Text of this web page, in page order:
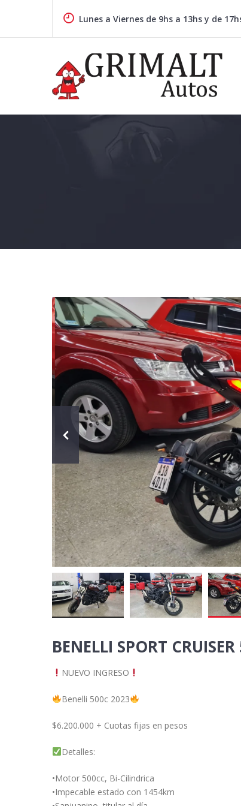
Lunes a Viernes de 9hs a 13hs y de
BENELLI SPORT
NUEVO INGRESO
Benelli 500c 2023
$6.200.000 + Cuotas fijas en pesos
Detalles:
•Motor 500cc, Bi-Cilindrica
•Impecable estado con 1454km